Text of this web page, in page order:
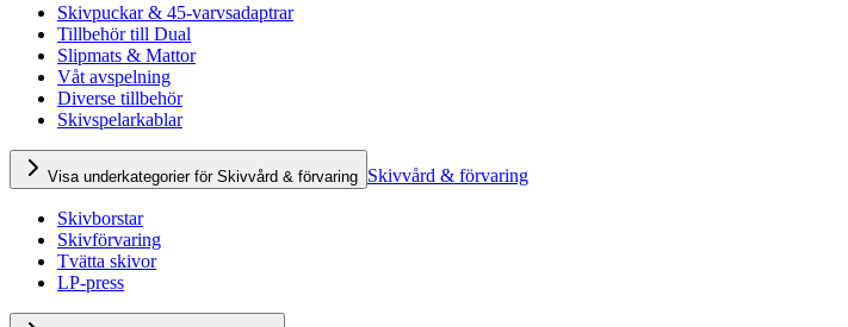
Skivpuckar & 45-varvsadaptrar
Tillbehör till Dual
Slipmats & Mattor
Våt avspelning
Diverse tillbehör
Skivspelarkablar
Visa underkategorier för Skivvård & förvaring Skivvård & förvaring
Skivborstar
Skivförvaring
Tvätta skivor
LP-press